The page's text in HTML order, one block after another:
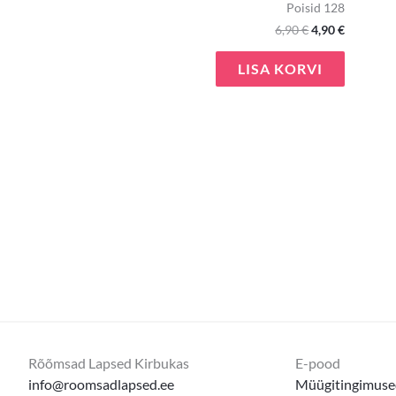
Poisid 128
6,90€4,90€
LISA KORVI
Rõõmsad Lapsed Kirbukas
info@roomsadlapsed.ee
E-pood